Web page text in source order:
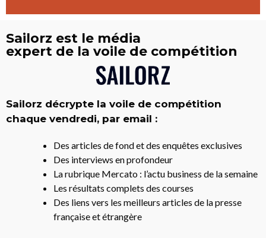
Sailorz est le média
expert de la voile de compétition
Sailorz décrypte la voile de compétition
chaque vendredi, par email :
Des articles de fond et des enquêtes exclusives
Des interviews en profondeur
La rubrique Mercato : l’actu business de la semaine
Les résultats complets des courses
Des liens vers les meilleurs articles de la presse
française et étrangère